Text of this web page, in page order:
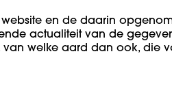
en de daarin
actualiteit van de
welke aard dan ook, die